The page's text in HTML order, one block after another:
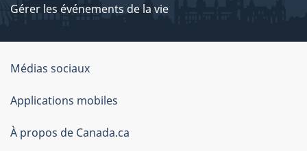
Gérer les événements de la vie
Organisation
du
gouvernement
du
Médias sociaux
Applications mobiles
À propos de Canada.ca